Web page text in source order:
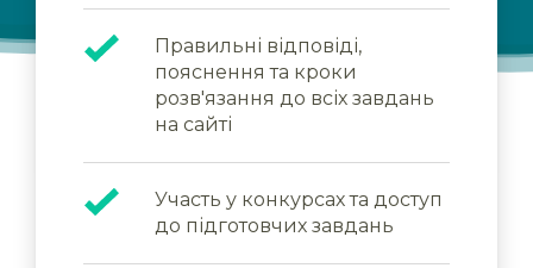
Правильні відповіді,
пояснення та кроки
розв'язання до всіх завдань
на сайті
Участь у конкурсах та доступ
до підготовчих завдань